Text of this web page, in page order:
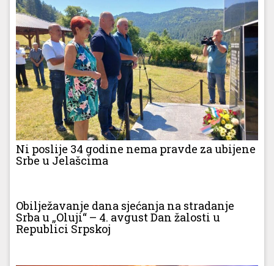
Ni poslije 34 godine nema pravde za ubijene
Srbe u Jelašcima
Obilježavanje dana sjećanja na stradanje
Srba u „Oluji“ – 4. avgust Dan žalosti u
Republici Srpskoj